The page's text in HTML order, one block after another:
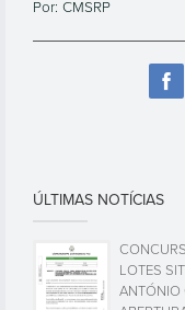
Por: CMSRP
ÚLTIMAS NOTÍCIAS
LOTES
ANTÓNIO